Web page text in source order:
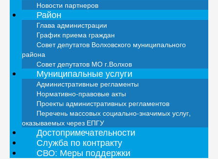
Новости партнеров
Район
Глава администрации
График приема граждан
Совет депутатов Волховского муниципального
района
Совет депутатов МО г.Волхов
Муниципальные услуги
Административные регламенты
Нормативно-правовые акты
Проекты административных регламентов
Перечень массовых социально-значимых услуг,
оказываемых через ЕПГУ
Достопримечательности
Служба по контракту
СВО: Меры поддержки